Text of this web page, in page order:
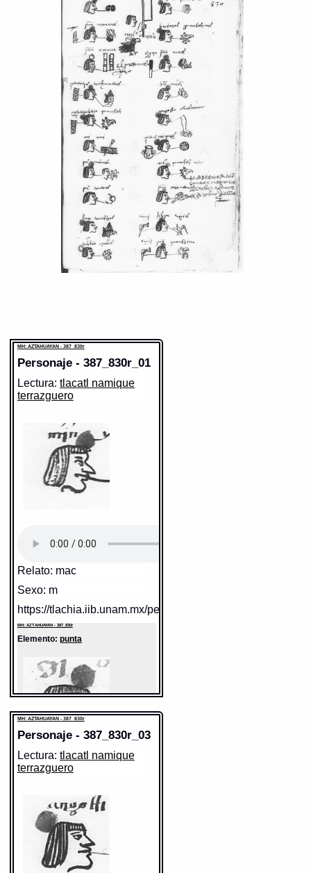
MH: AZTAHUAYAN - 387_830r
Personaje - 387_830r_01
Lectura: tlacatl namique
terrazguero
Relato: mac
Sexo: m
https://tlachia.iib.unam.mx/personaje/387_830r_01
MH: AZTAHUAYAN - 387_830r
Elemento: punta
Sentido:
https://tlachia.iib.unam.mx/elemento/09.09.10
MH: AZTAHUAYAN - 387_830r
Elemento:tlacatl
MH: AZTAHUAYAN - 387_830r
Personaje - 387_830r_03
Lectura: tlacatl namique
terrazguero